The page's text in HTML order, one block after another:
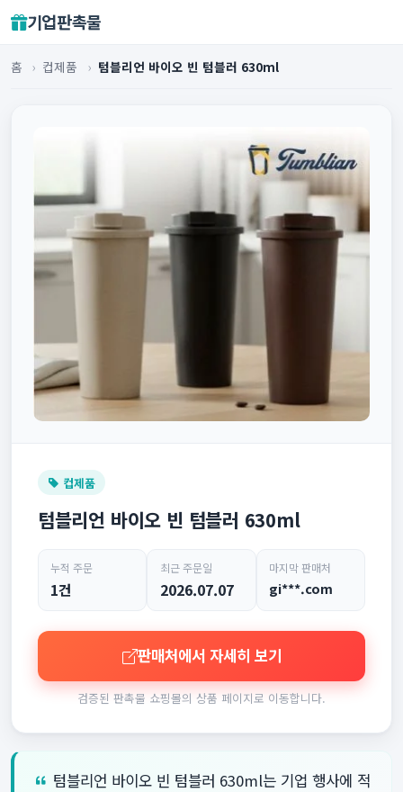
기업판촉물
홈 › 컵제품 › 텀블리언 바이오 빈 텀블러 630ml
컵제품
텀블리언 바이오 빈 텀블러 630ml
누적 주문
1건
최근 주문일
2026.07.07
마지막 판매처
gi***.com
판매처에서 자세히 보기
검증된 판촉물 쇼핑몰의 상품 페이지로 이동합니다.
텀블리언 바이오 빈 텀블러 630ml는 기업 행사에 적